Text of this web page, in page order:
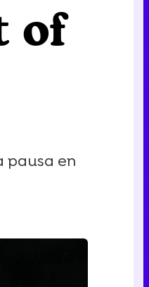
of
pausa en